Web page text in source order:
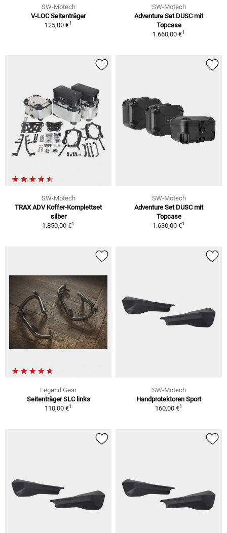
SW-Motech
V-LOC Seitenträger
125,00 €1
SW-Motech
Adventure Set DUSC mit
Topcase
1.660,00 €1
SW-Motech
TRAX ADV Koffer-Komplettset
silber
1.850,00 €1
SW-Motech
Adventure Set DUSC mit
Topcase
1.630,00 €1
Legend Gear
Seitenträger SLC links
110,00 €1
SW-Motech
Handprotektoren Sport
160,00 €1